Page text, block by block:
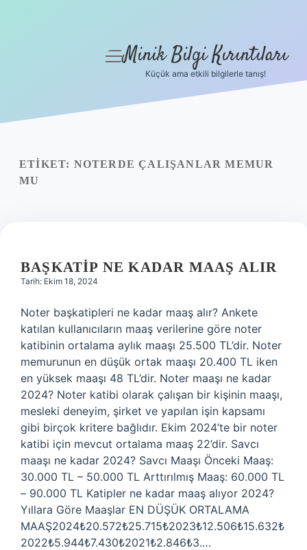
Yasal Uyarı
menüyü
Minik Bilgi Kırıntıları
Küçük ama etkili bilgilerle tanış!
ETIKET: NOTERDE ÇALIŞANLAR MEMUR
MU
BAŞKATIP NE KADAR MAAŞ ALIR
Tarih: Ekim 18, 2024
Noter başkatipleri ne kadar maaş alır? Ankete
katılan kullanıcıların maaş verilerine göre noter
katibinin ortalama aylık maaşı 25.500 TL’dir. Noter
memurunun en düşük ortak maaşı 20.400 TL iken
en yüksek maaşı 48 TL’dir. Noter maaşı ne kadar
2024? Noter katibi olarak çalışan bir kişinin maaşı,
mesleki deneyim, şirket ve yapılan işin kapsamı
gibi birçok kritere bağlıdır. Ekim 2024’te bir noter
katibi için mevcut ortalama maaş 22’dir. Savcı
maaşı ne kadar 2024? Savcı Maaşı Önceki Maaş:
30.000 TL – 50.000 TL Arttırılmış Maaş: 60.000 TL
– 90.000 TL Katipler ne kadar maaş alıyor 2024?
Yıllara Göre Maaşlar EN DÜŞÜK ORTALAMA
MAAŞ2024₺20.572₺25.715₺2023₺12.506₺15.632₺
2022₺5.944₺7.430₺2021₺2.846₺3.…